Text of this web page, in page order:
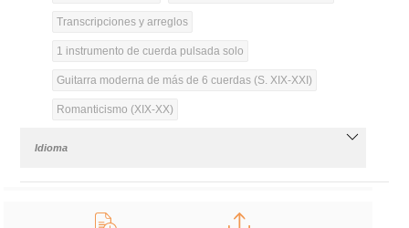
Transcripciones y arreglos
1 instrumento de cuerda pulsada solo
Guitarra moderna de más de 6 cuerdas (S. XIX-XXI)
Romanticismo (XIX-XX)
Idioma